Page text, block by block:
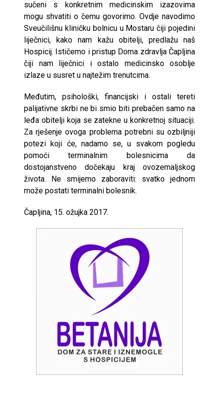
sučeni s konkretnim medicinskim izazovima
mogu shvatiti o čemu govorimo. Ovdje navodimo
Sveučilišnu kliničku bolnicu u Mostaru čiji pojedini
liječnici, kako nam kažu obitelji, predlažu naš
Hospicij. Ističemo i pristup Doma zdravlja Čapljina
čiji nam liječnici i ostalo medicinsko osoblje
izlaze u susret u najtežim trenutcima.
Međutim, psihološki, financijski i ostali tereti
palijativne skrbi ne bi smio biti prebačen samo na
leđa obitelji koja se zatekne u konkretnoj situaciji.
Za rješenje ovoga problema potrebni su ozbiljniji
potezi koji će, nadamo se, u svakom pogledu
pomoći terminalnim bolesnicima da
dostojanstveno dočekaju kraj ovozemaljskog
života. Ne smijemo zaboraviti: svatko jednom
može postati terminalni bolesnik.
Čapljina, 15. ožujka 2017.